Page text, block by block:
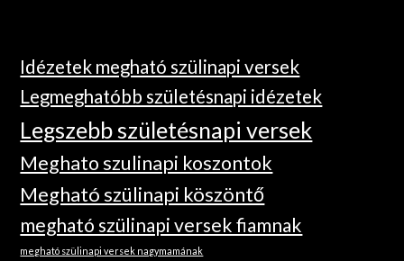
Idézetek megható szülinapi versek
Legmeghatóbb születésnapi idézetek
Legszebb születésnapi versek
Meghato szulinapi koszontok
Megható szülinapi köszöntő
megható szülinapi versek fiamnak
megható szülinapi versek nagymamának